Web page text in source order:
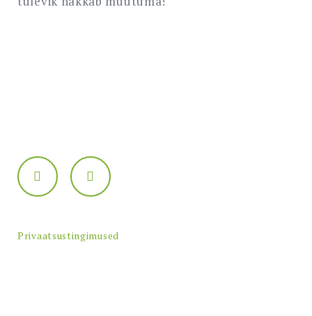
Privaatsustingimused